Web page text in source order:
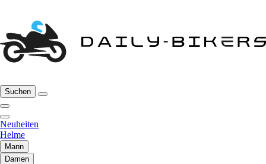
Suchen
Neuheiten
Helme
Mann
Damen